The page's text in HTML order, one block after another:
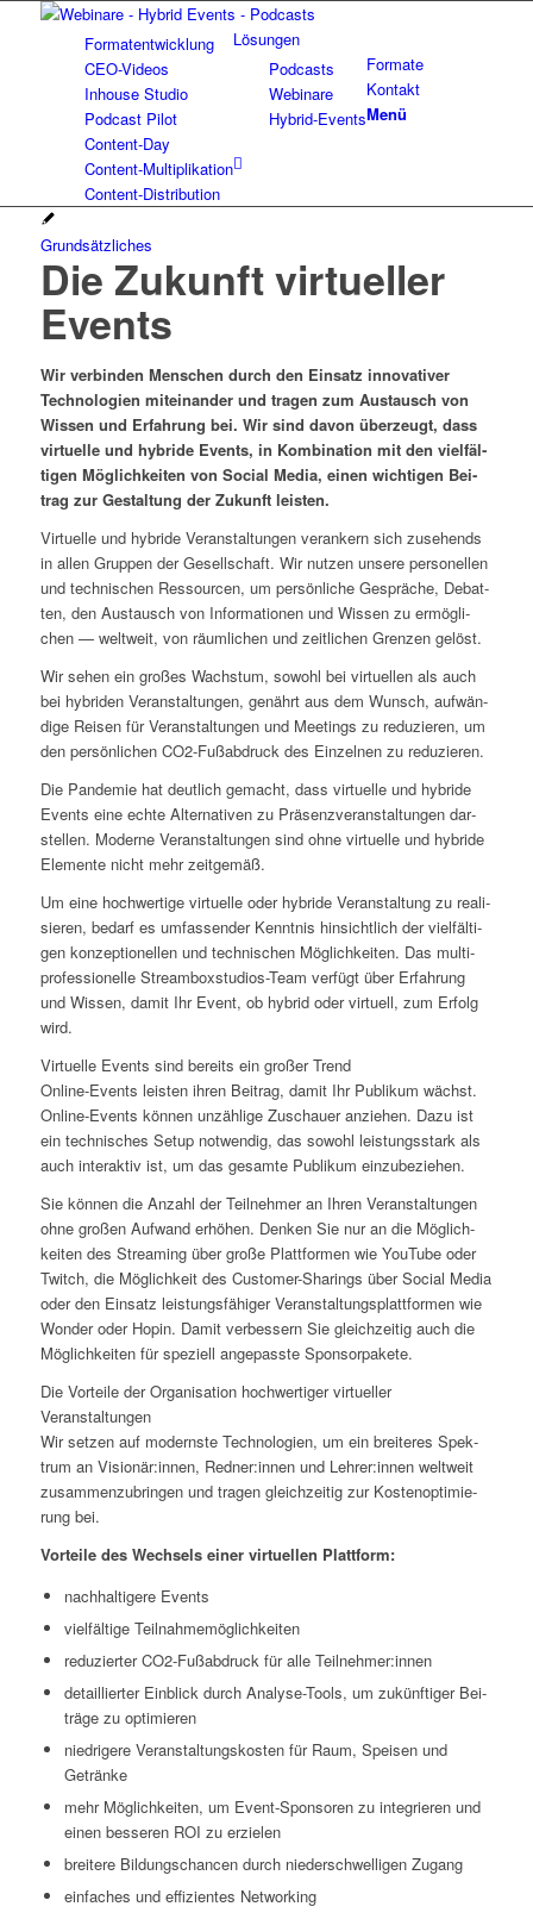
Lösun­gen
For­ma­t­ent­wick­lung
CEO-Vide­os
Inhouse Stu­dio
Pod­cast Pilot
Con­­tent-Day
Con­tent-Mul­ti­pli­ka­ti­on
Con­tent-Dis­tri­bu­ti­on
For­ma­te
Pod­casts
Web­i­na­re
Hybrid-Events
Kon­takt
Menü
Grundsätzliches
Die Zukunft vir­tu­el­ler
Events
Wir ver­bin­den Men­schen durch den Ein­satz inno­va­ti­ver
Tech­no­lo­gien mit­ein­an­der und tra­gen zum Aus­tausch von
Wis­sen und Erfah­rung bei. Wir sind davon über­zeugt, dass
vir­tu­el­le und hybri­de Events, in Kom­bi­na­ti­on mit den viel­fäl­
ti­gen Mög­lich­kei­ten von Social Media, einen wich­ti­gen Bei­
trag zur Gestal­tung der Zukunft leisten.
Vir­tu­el­le und hybri­de Ver­an­stal­tun­gen ver­an­kern sich zuse­hends
in allen Grup­pen der Gesell­schaft. Wir nut­zen unse­re per­so­nel­len
und tech­ni­schen Res­sour­cen, um per­sön­li­che Gesprä­che, Debat­
ten, den Aus­tausch von Infor­ma­tio­nen und Wis­sen zu ermög­li­
chen — welt­weit, von räum­li­chen und zeit­li­chen Gren­zen gelöst.
Wir sehen ein gro­ßes Wachs­tum, sowohl bei vir­tu­el­len als auch
bei hybri­den Ver­an­stal­tun­gen, genährt aus dem Wunsch, auf­wän­
di­ge Rei­sen für Ver­an­stal­tun­gen und Mee­tings zu redu­zie­ren, um
den per­sön­li­chen CO2-Fuß­ab­druck des Ein­zel­nen zu reduzieren.
Die Pan­de­mie hat deut­lich gemacht, dass vir­tu­el­le und hybri­de
Events eine ech­te Alter­na­ti­ven zu Prä­senz­ver­an­stal­tun­gen dar­
stel­len. Moder­ne Ver­an­stal­tun­gen sind ohne vir­tu­el­le und hybri­de
Ele­men­te nicht mehr zeitgemäß.
Um eine hoch­wer­ti­ge vir­tu­el­le oder hybri­de Ver­an­stal­tung zu rea­li­
sie­ren, bedarf es umfas­sen­der Kennt­nis hin­sicht­lich der viel­fäl­ti­
gen kon­zep­tio­nel­len und tech­ni­schen Mög­lich­kei­ten. Das mul­ti­
pro­fes­sio­nel­le Stream­box­stu­di­os-Team ver­fügt über Erfah­rung
und Wis­sen, damit Ihr Event, ob hybrid oder vir­tu­ell, zum Erfolg
wird.
Vir­tu­el­le Events sind bereits ein gro­ßer Trend
Online-Events leis­ten ihren Bei­trag, damit Ihr Publi­kum wächst.
Online-Events kön­nen unzäh­li­ge Zuschau­er anzie­hen. Dazu ist
ein tech­ni­sches Set­up not­wen­dig, das sowohl leis­tungs­stark als
auch inter­ak­tiv ist, um das gesam­te Publi­kum einzubeziehen.
Sie kön­nen die Anzahl der Teil­neh­mer an Ihren Ver­an­stal­tun­gen
ohne gro­ßen Auf­wand erhö­hen. Den­ken Sie nur an die Mög­lich­
kei­ten des Strea­ming über gro­ße Platt­for­men wie You­Tube oder
Twitch, die Mög­lich­keit des Cus­to­mer-Sha­rings über Social Media
oder den Ein­satz leis­tungs­fä­hi­ger Ver­an­stal­tungs­platt­for­men wie
Won­der oder Hopin. Damit ver­bes­sern Sie gleich­zei­tig auch die
Mög­lich­kei­ten für spe­zi­ell ange­pass­te Sponsorpakete.
Die Vor­tei­le der Orga­ni­sa­ti­on hoch­wer­ti­ger vir­tu­el­ler
Veranstaltungen
Wir set­zen auf moderns­te Tech­no­lo­gien, um ein brei­te­res Spek­
trum an Visionär:innen, Redner:innen und Lehrer:innen welt­weit
zusam­men­zu­brin­gen und tra­gen gleich­zei­tig zur Kos­ten­op­ti­mie­
rung bei.
Vor­tei­le des Wech­sels einer vir­tu­el­len Plattform:
nach­hal­ti­ge­re Events
viel­fäl­ti­ge Teilnahmemöglichkeiten
redu­zier­ter CO2-Fuß­ab­druck für alle Teilnehmer:innen
detail­lier­ter Ein­blick durch Ana­ly­se-Tools, um zukünf­ti­ger Bei­
trä­ge zu optimieren
nied­ri­ge­re Ver­an­stal­tungs­kos­ten für Raum, Spei­sen und
Getränke
mehr Mög­lich­kei­ten, um Event-Spon­so­ren zu inte­grie­ren und
einen bes­se­ren ROI zu erzielen
brei­te­re Bil­dungs­chan­cen durch nie­der­schwel­li­gen Zugang
ein­fa­ches und effi­zi­en­tes Networking